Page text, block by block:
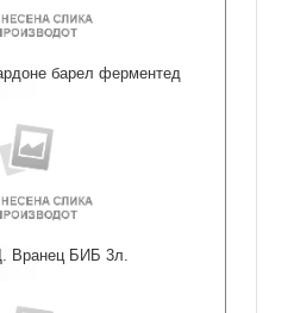
барел ферментед
Вранец БИБ 3л.